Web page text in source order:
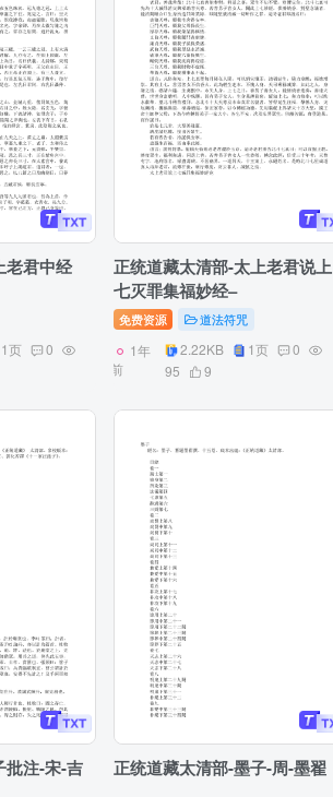
老君中经
页
0
正统道藏太清部-太上老君说上
七灭罪集福妙经–
免费资源 道法符咒
1年
前
2.22KB 1页
0
95
9
批注-宋-吉
正统道藏太清部-墨子-周-墨翟